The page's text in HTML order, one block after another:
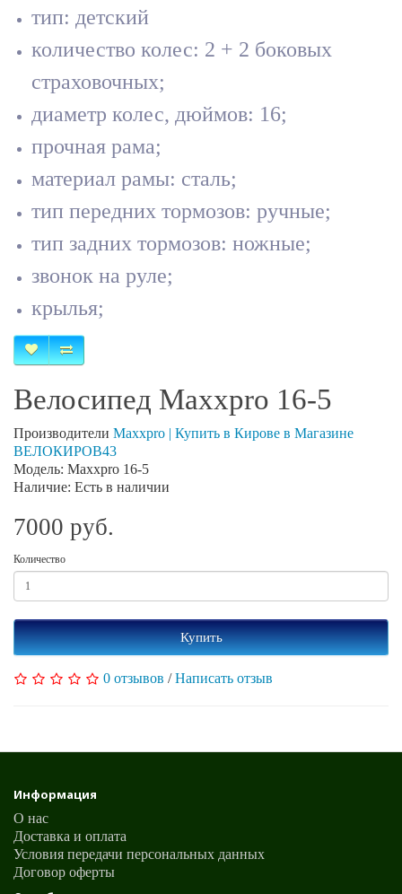
тип: детский
количество колес: 2 + 2 боковых
страховочных;
диаметр колес, дюймов: 16;
прочная рама;
материал рамы: сталь;
тип передних тормозов: ручные;
тип задних тормозов: ножные;
звонок на руле;
крылья;
Велосипед Maxxpro 16-5
Производители Maxxpro | Купить в Кирове в Магазине
ВЕЛОКИРОВ43
Модель: Maxxpro 16-5
Наличие: Есть в наличии
7000 руб.
Количество
Купить
0 отзывов /Написать отзыв
Информация
О нас
Доставка и оплата
Условия передачи персональных данных
Договор оферты